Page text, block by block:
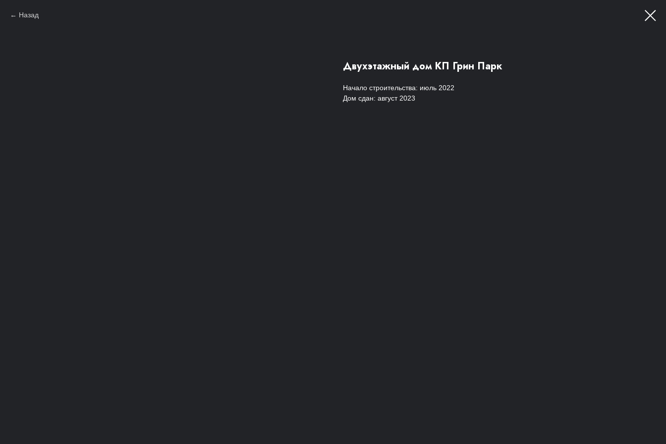
Назад
Двухэтажный дом КП Грин Парк
Начало строительства: июль 2022
Дом сдан: август 2023